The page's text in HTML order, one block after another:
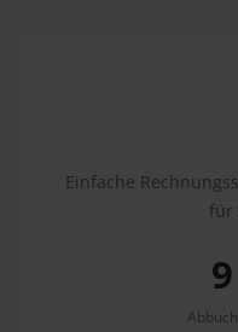
Einfache
für